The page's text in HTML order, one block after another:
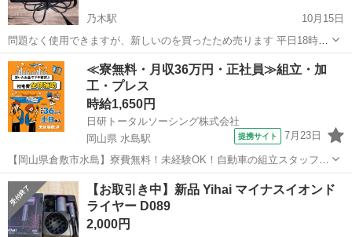
乃木駅
10月15日
問題なく使用できますが、新しいのを買ったため売ります 平日18時間
以降であれば場所にもよりますが、お渡しもできます
島根 松江市 乃木駅 美容家電 SALONIA
≪寮無料・月収36万円・正社員≫組立・加
工・プレス
時給1,650円
日研トータルソーシング株式会社
岡山県 水島駅
提携サイト 7月23日
【岡山県倉敷市水島】寮費無料！未経験OK！自動車の組立スタッフ
《お仕事No.NS0089》 お仕事について 車の組立作業です。専用レール
に乗って流れてくる車の骨組みに、車内外の各部品・ハンドル・足回
り・ドア・シートなどの各...
岡山 倉敷市 水島駅 その他
【お取引き中】新品 Yihai マイナスイオンド
ライヤー D089
2,000円